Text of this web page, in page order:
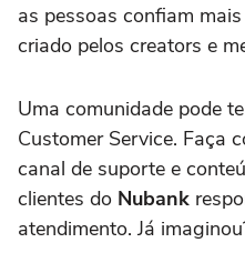
as pessoas confiam
criado pelos creators e
Uma comunidade pode
Customer Service. Faça
canal de suporte e
clientes do Nubank
atendimento. Já